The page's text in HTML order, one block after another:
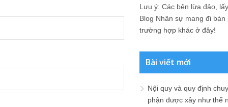
Lưu ý: Các bên lừa đảo,
Blog Nhân sự mang đi
trường hợp khác ở đây!
Bài viết mới
Nội quy và quy định
phận được xây như thế